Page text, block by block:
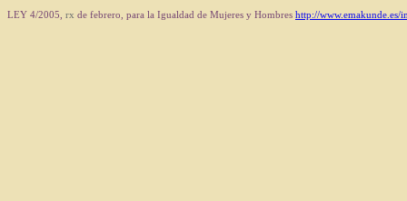
LEY 4/2005, rx de febrero, para la Igualdad de Mujeres y Hombres http://www.emakunde.es/